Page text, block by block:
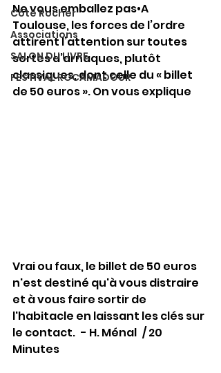
Côté Rocher
Associations
SALON DU LIVRE
FESTIVAL ROCAMADOUR
Ne vous emballez pas•A
Toulouse, les forces de l’ordre
attirent l’attention sur toutes
sortes d’arnaques, plutôt
classiques, dont celle du « billet
de 50 euros ». On vous explique
Vrai ou faux, le billet de 50 euros
n'est destiné qu'à vous distraire
et à vous faire sortir de
l'habitacle en laissant les clés sur
le contact. - H. Ménal / 20
Minutes